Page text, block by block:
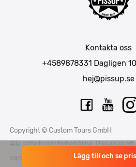
Lägg till och se
Kontakta oss
+4589878331 Dagligen
hej@pissup.se
Copyright © Custom Tours GmbH
Alla rättigheter förbehållna. Pissup är
varumärke - nummer EUTM015397706